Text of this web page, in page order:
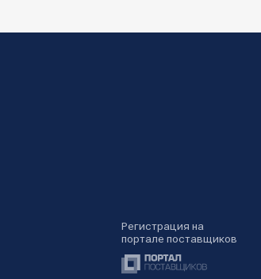
Регистрация на
портале поставщиков